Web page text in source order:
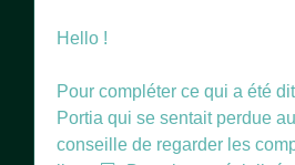
Hello !
Pour compléter ce qui a été
Portia qui se sentait perdue
conseille de regarder les